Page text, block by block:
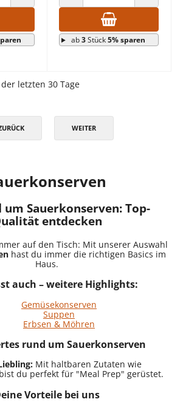
ANZAHL ERHÖHENANZAHL VERRINGERN ANZAHL
ab3Stück5% sparen
letzten 30 Tage
WEITER
Sauerkonserven: Top-
entdecken
auf den Tisch: Mit unserer Auswahl
hast du immer die richtigen Basics im
Haus.
auch – weitere Highlights:
Gemüsekonserven
Suppen
Erbsen & Möhren
rund um Sauerkonserven
Mit haltbaren Zutaten wie
du perfekt für "Meal Prep" gerüstet.
Vorteile bei uns